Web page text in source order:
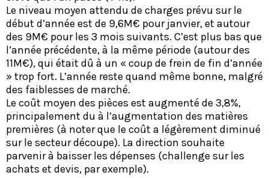
Le niveau moyen attendu de charges prévu sur le
début d’année est de 9,6M€ pour janvier, et autour
des 9M€ pour les 3 mois suivants. C’est plus bas que
l’année précédente, à la même période (autour des
11M€), qui était dû à un « coup de frein de fin d’année
» trop fort. L’année reste quand même bonne, malgré
des faiblesses de marché.
Le coût moyen des pièces est augmenté de 3,8%,
principalement du à l’augmentation des matières
premières (à noter que le coût a légèrement diminué
sur le secteur découpe). La direction souhaite
parvenir à baisser les dépenses (challenge sur les
achats et devis, par exemple).